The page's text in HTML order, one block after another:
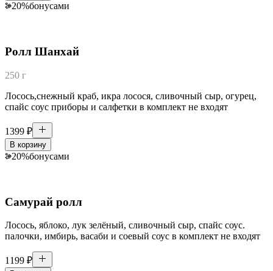
20%бонусами
Ролл Шанхай
250 г
Лосось,снежный краб, икра лосося, сливочный сыр, огурец,
спайс соус приборы и салфетки в комплект не входят
1399 ₽
В корзину
20%бонусами
Самурай ролл
Лосось, яблоко, лук зелёный, сливочный сыр, спайс соус.
палочки, имбирь, васаби и соевый соус в комплект не входят
1199 ₽